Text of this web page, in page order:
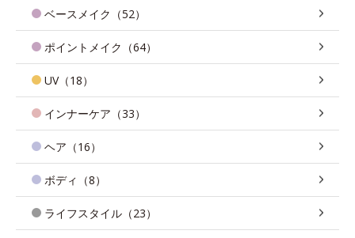
ベースメイク（52）
ポイントメイク（64）
UV（18）
インナーケア（33）
ヘア（16）
ボディ（8）
ライフスタイル（23）